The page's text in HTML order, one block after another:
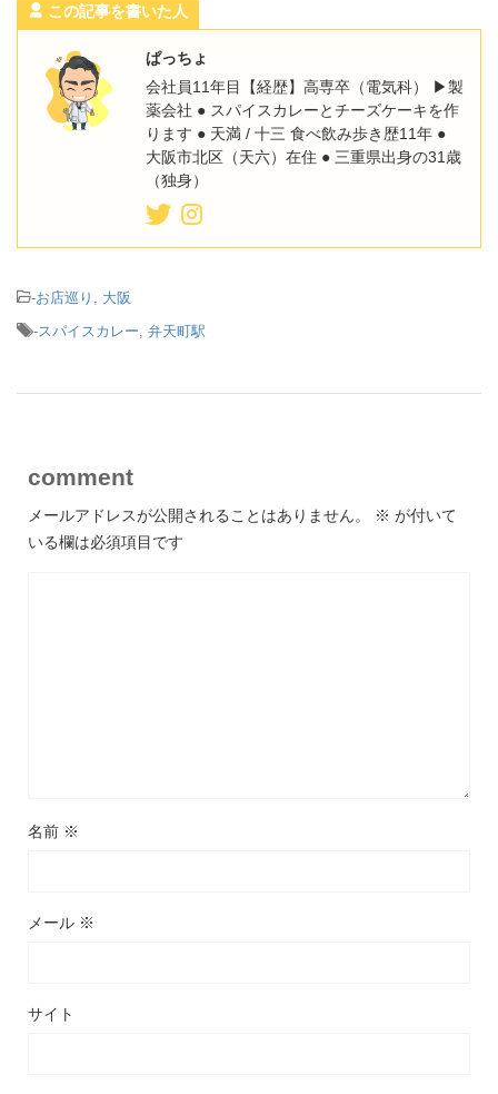
この記事を書いた人
ぱっちょ
会社員11年目【経歴】高専卒（電気科） ▶︎製
薬会社 ● スパイスカレーとチーズケーキを作
ります ● 天満 / 十三 食べ飲み歩き歴11年 ●
大阪市北区（天六）在住 ● 三重県出身の31歳
（独身）
-お店巡り
大阪
-スパイスカレー 弁天町駅
comment
メールアドレスが公開されることはありません。 ※ が付いて
いる欄は必須項目です
名前 ※
メール ※
サイト